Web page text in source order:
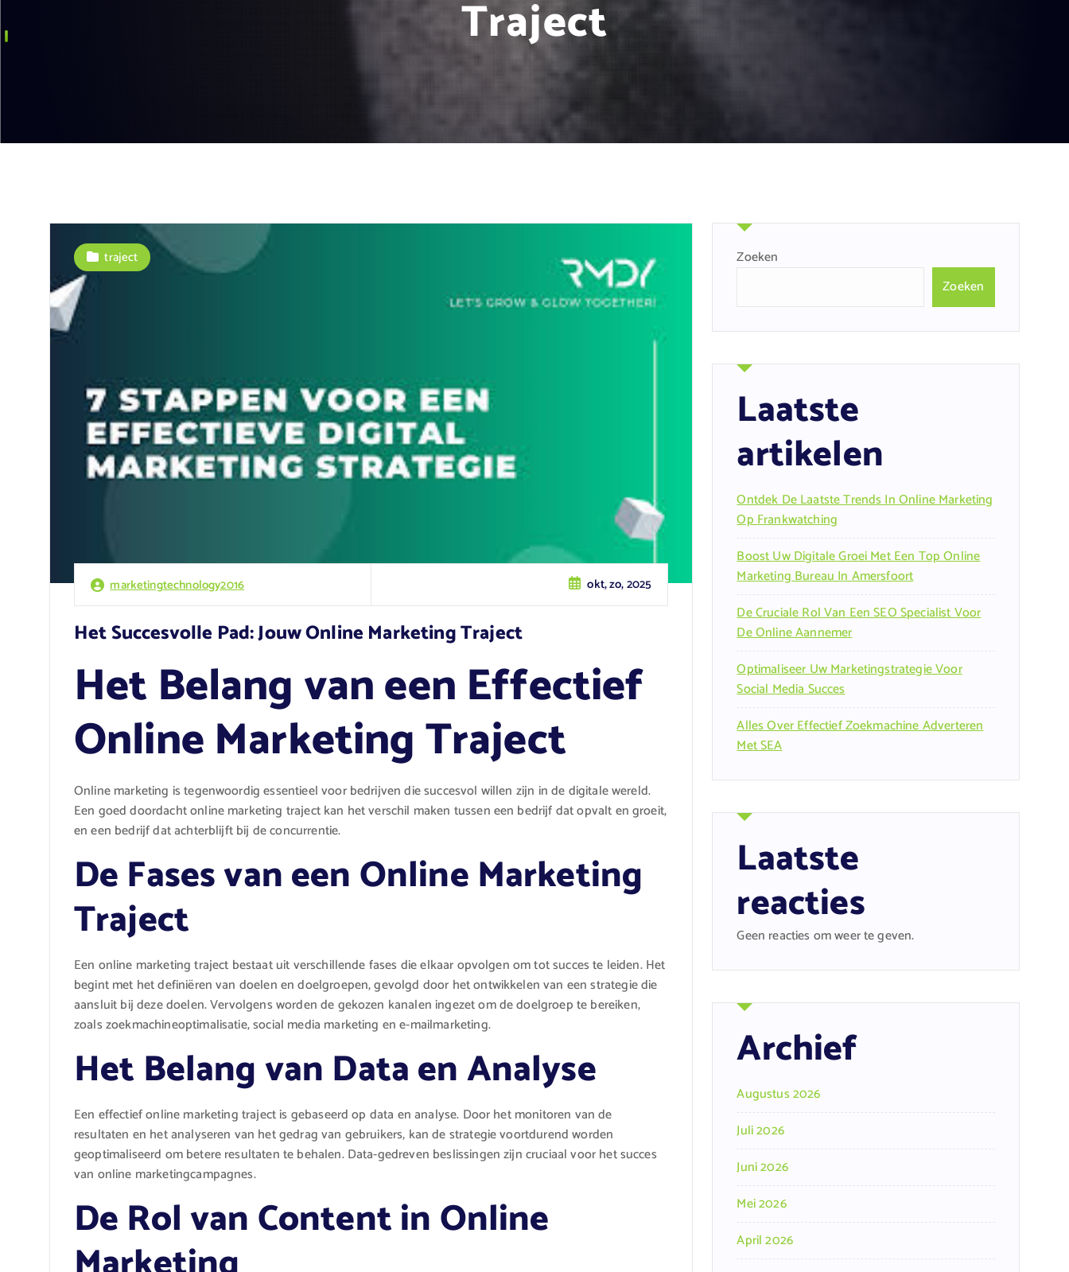
Traject
marketingtechnology2016 okt, zo, 2025
traject
Het Succesvolle Pad: Jouw Online Marketing Traject
Het Belang van een Effectief
Online Marketing Traject
Online marketing is tegenwoordig essentieel voor bedrijven die succesvol willen zijn in de digitale wereld.
Een goed doordacht online marketing traject kan het verschil maken tussen een bedrijf dat opvalt en groeit,
en een bedrijf dat achterblijft bij de concurrentie.
De Fases van een Online Marketing
Traject
Een online marketing traject bestaat uit verschillende fases die elkaar opvolgen om tot succes te leiden. Het
begint met het definiëren van doelen en doelgroepen, gevolgd door het ontwikkelen van een strategie die
aansluit bij deze doelen. Vervolgens worden de gekozen kanalen ingezet om de doelgroep te bereiken,
zoals zoekmachineoptimalisatie, social media marketing en e-mailmarketing.
Het Belang van Data en Analyse
Een effectief online marketing traject is gebaseerd op data en analyse. Door het monitoren van de
resultaten en het analyseren van het gedrag van gebruikers, kan de strategie voortdurend worden
geoptimaliseerd om betere resultaten te behalen. Data-gedreven beslissingen zijn cruciaal voor het succes
van online marketingcampagnes.
De Rol van Content in Online
Zoeken
Zoeken
Laatste
artikelen
Ontdek De Laatste Trends In Online Marketing
Op Frankwatching
Boost Uw Digitale Groei Met Een Top Online
Marketing Bureau In Amersfoort
De Cruciale Rol Van Een SEO Specialist Voor
De Online Aannemer
Optimaliseer Uw Marketingstrategie Voor
Social Media Succes
Alles Over Effectief Zoekmachine Adverteren
Met SEA
Laatste
reacties
Geen reacties om weer te geven.
Archief
Augustus 2026
Juli 2026
Juni 2026
Mei 2026
April 2026